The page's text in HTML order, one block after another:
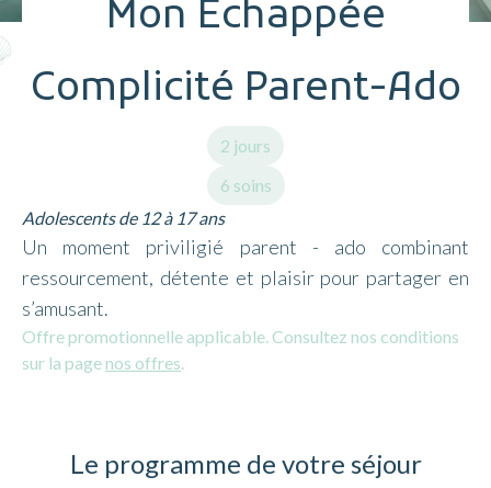
Mon Échappée
Complicité Parent-Ado
2 jours
6 soins
Adolescents de 12 à 17 ans
Un moment priviligié parent - ado combinant
ressourcement, détente et plaisir pour partager en
s’amusant.
Offre promotionnelle applicable. Consultez nos conditions
sur la pagenos offres
Le programme de votre séjour